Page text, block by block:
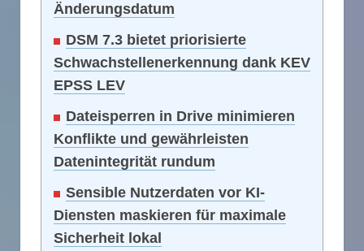
Änderungsdatum
DSM 7.3 bietet priorisierte
Schwachstellenerkennung dank KEV
EPSS LEV
Dateisperren in Drive minimieren
Konflikte und gewährleisten
Datenintegrität rundum
Sensible Nutzerdaten vor KI-
Diensten maskieren für maximale
Sicherheit lokal